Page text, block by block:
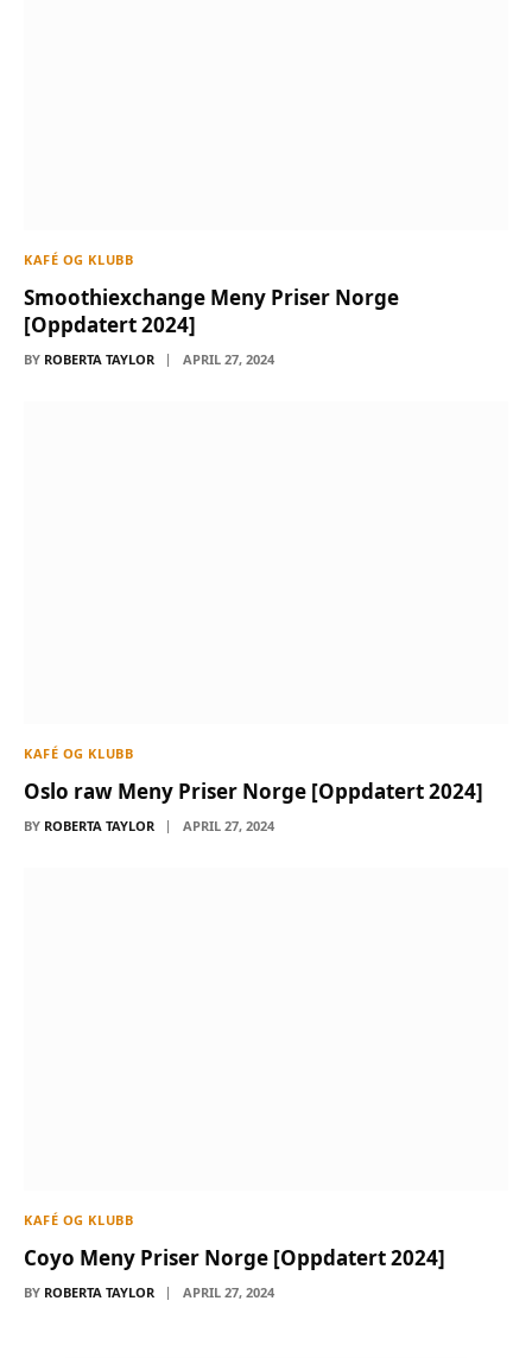
KAFÉ OG KLUBB
Smoothiexchange Meny Priser Norge
[Oppdatert 2024]
BY ROBERTA TAYLOR APRIL 27, 2024
KAFÉ OG KLUBB
Oslo raw Meny Priser Norge [Oppdatert 2024]
BY ROBERTA TAYLOR APRIL 27, 2024
KAFÉ OG KLUBB
Coyo Meny Priser Norge [Oppdatert 2024]
BY ROBERTA TAYLOR APRIL 27, 2024